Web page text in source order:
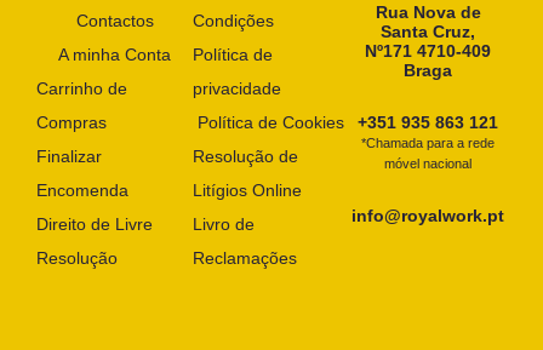
Contactos
A minha Conta
Carrinho de
Compras
Finalizar
Encomenda
Direito de Livre
Resolução
Condições
Política de
privacidade
Política de Cookies
Resolução de
Litígios Online
Livro de
Reclamações
Rua Nova de
Santa Cruz,
Nº171 4710-409
Braga
+351 935 863 121
*Chamada para a rede
móvel nacional
info@royalwork.pt